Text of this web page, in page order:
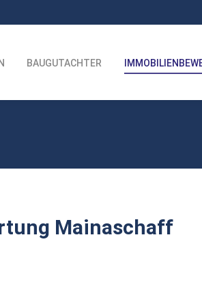
BAUGUTACHTER
Mainaschaff